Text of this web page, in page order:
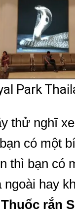
Park
thử nghĩ
có một
thì bạn có
ngoài hay
Thuốc rắn